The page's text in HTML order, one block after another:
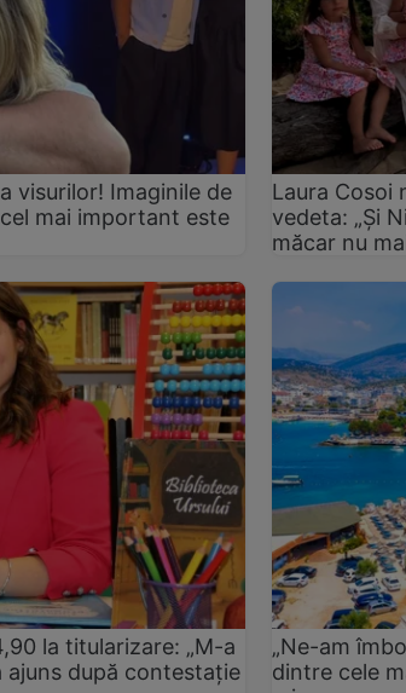
visurilor! Imaginile de
mai important este
Laura Cosoi
vedeta: „Și
măcar nu
la titularizare: „M-a
ajuns după contestație
„Ne-am
dintre cele